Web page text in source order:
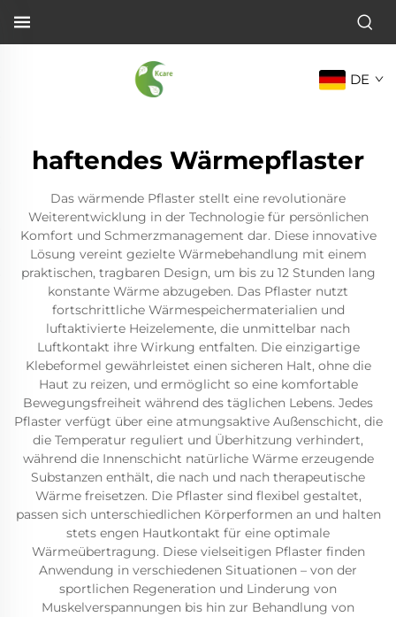
DE
haftendes Wärmepflaster
Das wärmende Pflaster stellt eine revolutionäre
Weiterentwicklung in der Technologie für persönlichen
Komfort und Schmerzmanagement dar. Diese innovative
Lösung vereint gezielte Wärmebehandlung mit einem
praktischen, tragbaren Design, um bis zu 12 Stunden lang
konstante Wärme abzugeben. Das Pflaster nutzt
fortschrittliche Wärmespeichermaterialien und
luftaktivierte Heizelemente, die unmittelbar nach
Luftkontakt ihre Wirkung entfalten. Die einzigartige
Klebeformel gewährleistet einen sicheren Halt, ohne die
Haut zu reizen, und ermöglicht so eine komfortable
Bewegungsfreiheit während des täglichen Lebens. Jedes
Pflaster verfügt über eine atmungsaktive Außenschicht, die
die Temperatur reguliert und Überhitzung verhindert,
während die Innenschicht natürliche Wärme erzeugende
Substanzen enthält, die nach und nach therapeutische
Wärme freisetzen. Die Pflaster sind flexibel gestaltet,
passen sich unterschiedlichen Körperformen an und halten
stets engen Hautkontakt für eine optimale
Wärmeübertragung. Diese vielseitigen Pflaster finden
Anwendung in verschiedenen Situationen – von der
sportlichen Regeneration und Linderung von
Muskelverspannungen bis hin zur Behandlung von